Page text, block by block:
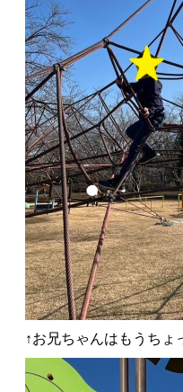
↑お兄ちゃんはもうち